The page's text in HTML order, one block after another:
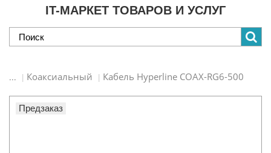
IT-МАРКЕТ ТОВАРОВ И УСЛУГ
... Коаксиальный Кабель Hyperline COAX-RG6-500
Предзаказ